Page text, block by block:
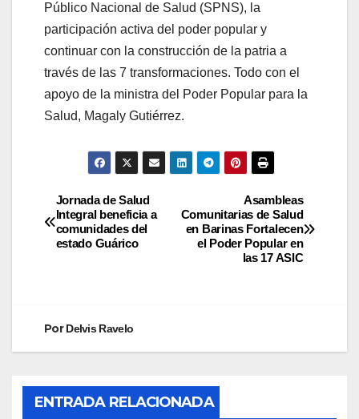
Público Nacional de Salud (SPNS), la
participación activa del poder popular y
continuar con la construcción de la patria a
través de las 7 transformaciones. Todo con el
apoyo de la ministra del Poder Popular para la
Salud, Magaly Gutiérrez.
Asambleas
Comunitarias de Salud
en Barinas Fortalecen
el Poder Popular en
las 17 ASIC
Jornada de Salud
Integral beneficia a
comunidades del
estado Guárico
PorDelvis Ravelo
ENTRADA RELACIONADA